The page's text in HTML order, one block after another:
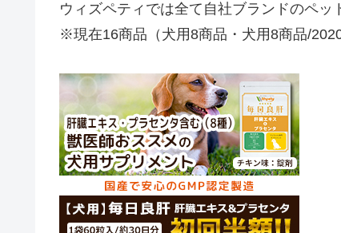
ウィズペティでは全て自社ブランドのペッ
※現在16商品（犬用8商品・犬用8商品/2020